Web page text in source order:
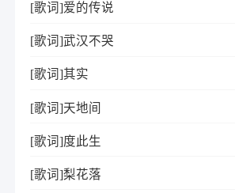
[歌词]爱的传说
[歌词]武汉不哭
[歌词]其实
[歌词]天地间
[歌词]度此生
[歌词]梨花落